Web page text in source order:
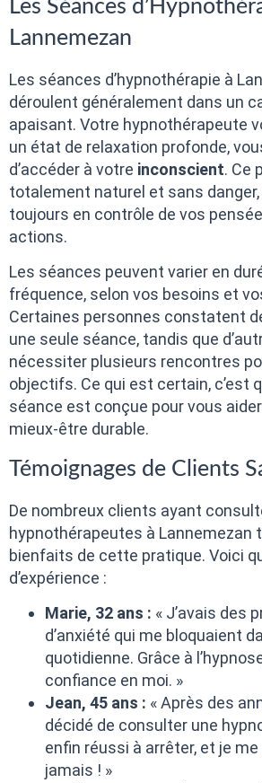
Les Séances
Lannemezan
Les séances d’hypnothérapie à
déroulent généralement dans un
apaisant. Votre hypnothérapeute
un état de relaxation profonde,
d’accéder à votre inconscient. Ce
totalement naturel et sans
toujours en contrôle de vos
actions.
Les séances peuvent varier en
fréquence, selon vos besoins et
Certaines personnes constatent
une seule séance, tandis que
nécessiter plusieurs rencontres
objectifs. Ce qui est certain, c’est
séance est conçue pour vous
mieux-être durable.
Témoignages de Clients
De nombreux clients ayant
hypnothérapeutes à Lannemezan
bienfaits de cette pratique. Voici
d’expérience :
Marie, 32 ans : « J’avais des
d’anxiété qui me bloquaient
quotidienne. Grâce à
confiance en moi. »
Jean, 45 ans : « Après des
décidé de consulter une
enfin réussi à arrêter, et je
jamais ! »